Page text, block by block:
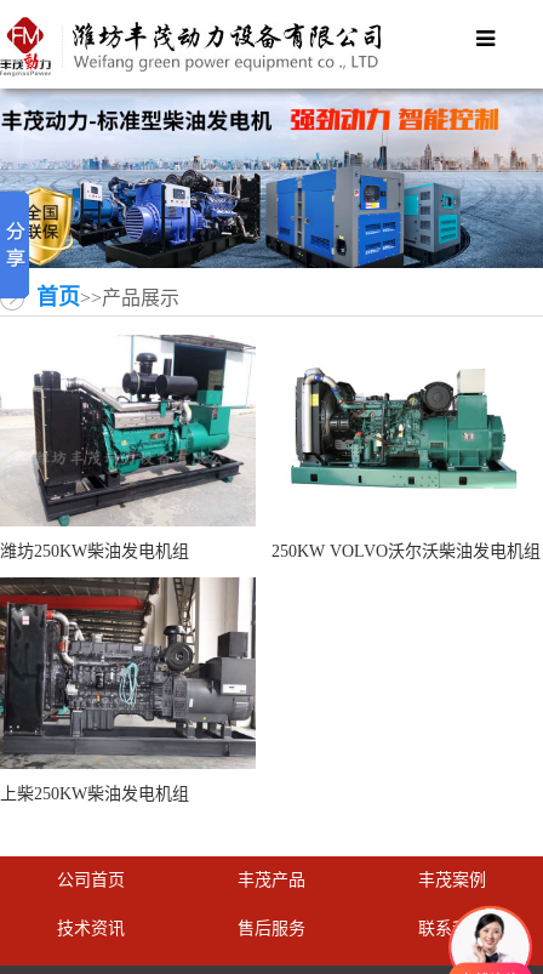
首页>>产品展示
潍坊250KW柴油发电机组 250KW VOLVO沃尔沃柴油发电机组
上柴250KW柴油发电机组
公司首页 丰茂产品 丰茂案例
技术资讯 售后服务 联系我们